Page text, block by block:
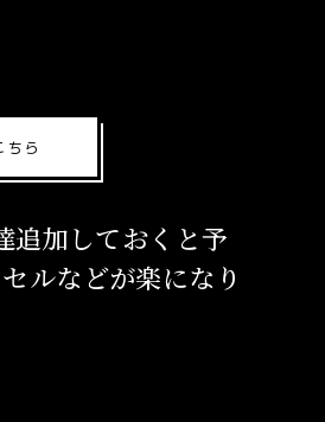
ちら
追加しておくと予
ルなどが楽になり